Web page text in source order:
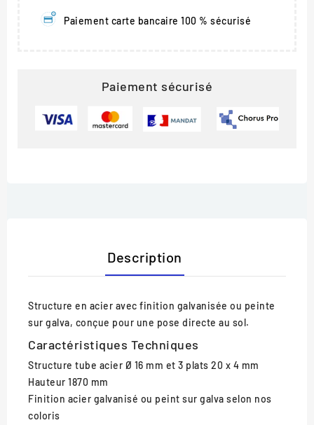
Paiement carte bancaire 100 % sécurisé
Paiement sécurisé
Description
Structure en acier avec finition galvanisée ou peinte
sur galva, conçue pour une pose directe au sol.
Caractéristiques Techniques
Structure tube acier Ø 16 mm et 3 plats 20 x 4 mm
Hauteur 1870 mm
Finition acier galvanisé ou peint sur galva selon nos
coloris